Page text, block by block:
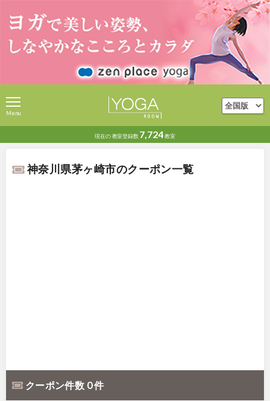
現在の教室登録数 7,724教室
Menu
神奈川県茅ヶ崎市のクーポン一覧
クーポン件数 0 件